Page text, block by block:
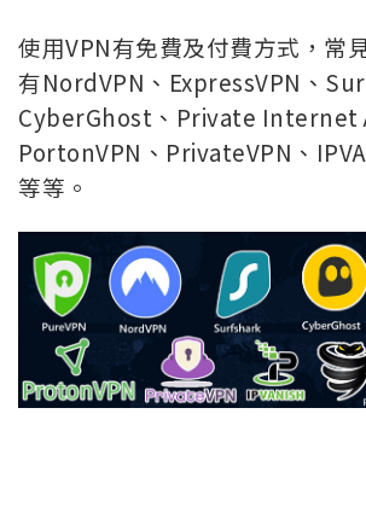
使用VPN有免費及付費方式，常
有NordVPN、ExpressVPN、
CyberGhost、Private Internet
PortonVPN、PrivateVPN、
等等。